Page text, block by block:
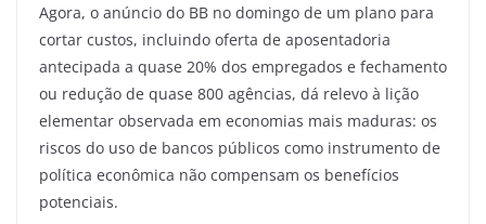
Agora, o anúncio do BB no domingo de um plano para
cortar custos, incluindo oferta de aposentadoria
antecipada a quase 20% dos empregados e fechamento
ou redução de quase 800 agências, dá relevo à lição
elementar observada em economias mais maduras: os
riscos do uso de bancos públicos como instrumento de
política econômica não compensam os benefícios
potenciais.